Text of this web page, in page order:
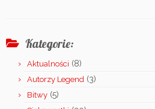
Kategorie:
Aktualności (8)
Autorzy Legend (3)
Bitwy (5)